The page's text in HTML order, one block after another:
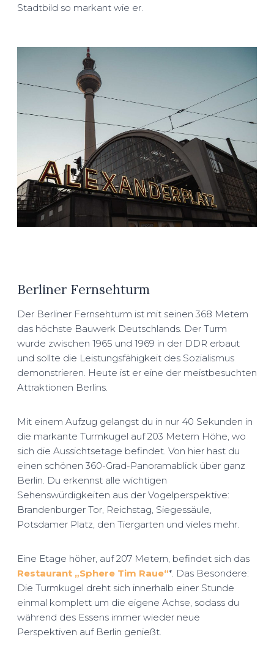
Stadtbild so markant wie er.
Berliner Fernsehturm
Der Berliner Fernsehturm ist mit seinen 368 Metern
das höchste Bauwerk Deutschlands. Der Turm
wurde zwischen 1965 und 1969 in der DDR erbaut
und sollte die Leistungsfähigkeit des Sozialismus
demonstrieren. Heute ist er eine der meistbesuchten
Attraktionen Berlins.
Mit einem Aufzug gelangst du in nur 40 Sekunden in
die markante Turmkugel auf 203 Metern Höhe, wo
sich die Aussichts­etage befindet. Von hier hast du
einen schönen 360-Grad-Panoramablick über ganz
Berlin. Du erkennst alle wichtigen
Sehenswürdigkeiten aus der Vogelperspektive:
Brandenburger Tor, Reichstag, Siegessäule,
Potsdamer Platz, den Tiergarten und vieles mehr.
Eine Etage höher, auf 207 Metern, befindet sich das
Restaurant „Sphere Tim Raue“*. Das Besondere:
Die Turmkugel dreht sich innerhalb einer Stunde
einmal komplett um die eigene Achse, sodass du
während des Essens immer wieder neue
Perspektiven auf Berlin genießt.